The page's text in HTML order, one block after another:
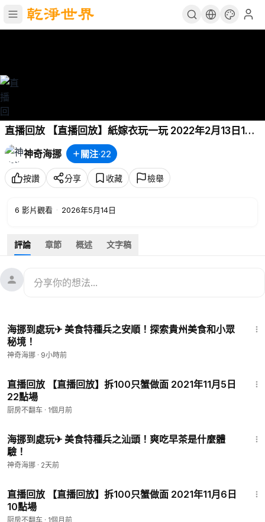
直播回放 【直播回放】紙嫁衣玩一玩 2022年2月13日18
點場
神奇海挪
關注·22
按讚 分享 收藏 檢舉
6 影片觀看 · 2026年5月14日
評論 章節 概述 文字稿
海挪到處玩✈ 美食特種兵之安順！探索貴州美食和小眾
秘境！
神奇海挪 · 9小時前
直播回放 【直播回放】拆100只蟹做面 2021年11月5日
22點場
厨房不翻车 · 1個月前
海挪到處玩✈ 美食特種兵之汕頭！爽吃早茶是什麼體
驗！
神奇海挪 · 2天前
直播回放 【直播回放】拆100只蟹做面 2021年11月6日
10點場
厨房不翻车 · 1個月前